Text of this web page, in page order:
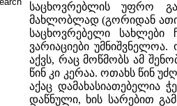
საცხოვრებლის უფრო
მახლობლად (გორიდან
საცხოვრებელი სახლები
ვარიაციები
აქვს, რაც მოწმობს ამ
წინ კი კერაა. ოთახს წინ
აქაც დამახასიათებელია
დაწნული, ხის სარებით